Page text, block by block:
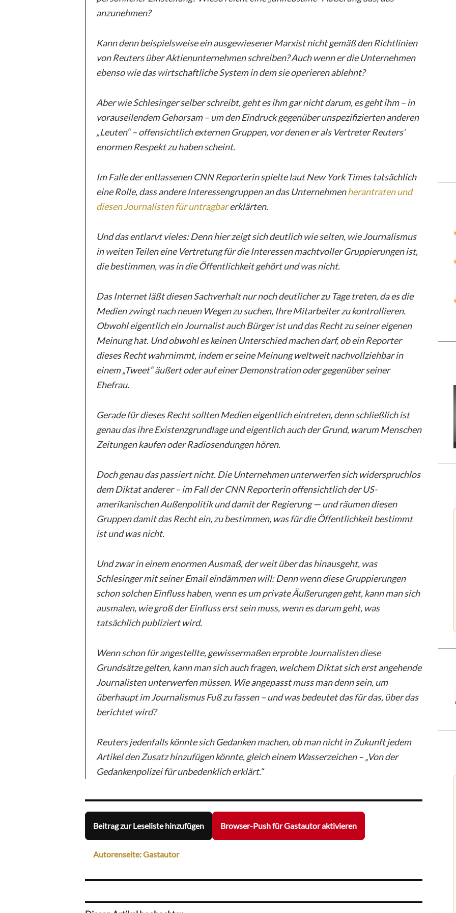
anzunehmen?
Kann denn beispielsweise ein ausgewiesener Marxist nicht gemäß den Richtlinien
von Reuters über Aktienunternehmen schreiben? Auch wenn er die Unternehmen
ebenso wie das wirtschaftliche System in dem sie operieren ablehnt?
Aber wie Schlesinger selber schreibt, geht es ihm gar nicht darum, es geht ihm – in
vorauseilendem Gehorsam – um den Eindruck gegenüber unspezifizierten anderen
„Leuten“ – offensichtlich externen Gruppen, vor denen er als Vertreter Reuters‘
enormen Respekt zu haben scheint.
Im Falle der entlassenen CNN Reporterin spielte laut New York Times tatsächlich
eine Rolle, dass andere Interessengruppen an das Unternehmenherantraten und
diesen Journalisten für untragbarerklärten.
Und das entlarvt vieles: Denn hier zeigt sich deutlich wie selten, wie Journalismus
in weiten Teilen eine Vertretung für die Interessen machtvoller Gruppierungen ist,
die bestimmen, was in die Öffentlichkeit gehört und was nicht.
Das Internet läßt diesen Sachverhalt nur noch deutlicher zu Tage treten, da es die
Medien zwingt nach neuen Wegen zu suchen, Ihre Mitarbeiter zu kontrollieren.
Obwohl eigentlich ein Journalist auch Bürger ist und das Recht zu seiner eigenen
Meinung hat. Und obwohl es keinen Unterschied machen darf, ob ein Reporter
dieses Recht wahrnimmt, indem er seine Meinung weltweit nachvollziehbar in
einem „Tweet“ äußert oder auf einer Demonstration oder gegenüber seiner
Ehefrau.
Gerade für dieses Recht sollten Medien eigentlich eintreten, denn schließlich ist
genau das ihre Existenzgrundlage und eigentlich auch der Grund, warum Menschen
Zeitungen kaufen oder Radiosendungen hören.
Doch genau das passiert nicht. Die Unternehmen unterwerfen sich widerspruchlos
dem Diktat anderer – im Fall der CNN Reporterin offensichtlich der US-
amerikanischen Außenpolitik und damit der Regierung — und räumen diesen
Gruppen damit das Recht ein, zu bestimmen, was für die Öffentlichkeit bestimmt
ist und was nicht.
Und zwar in einem enormen Ausmaß, der weit über das hinausgeht, was
Schlesinger mit seiner Email eindämmen will: Denn wenn diese Gruppierungen
schon solchen Einfluss haben, wenn es um private Äußerungen geht, kann man sich
ausmalen, wie groß der Einfluss erst sein muss, wenn es darum geht, was
tatsächlich publiziert wird.
Wenn schon für angestellte, gewissermaßen erprobte Journalisten diese
Grundsätze gelten, kann man sich auch fragen, welchem Diktat sich erst angehende
Journalisten unterwerfen müssen. Wie angepasst muss man denn sein, um
überhaupt im Journalismus Fuß zu fassen – und was bedeutet das für das, über das
berichtet wird?
Reuters jedenfalls könnte sich Gedanken machen, ob man nicht in Zukunft jedem
Artikel den Zusatz hinzufügen könnte, gleich einem Wasserzeichen – „Von der
Gedankenpolizei für unbedenklich erklärt.“
Beitrag zur Leseliste hinzufügen Browser-Push für Gastautor aktivieren
Autorenseite: Gastautor